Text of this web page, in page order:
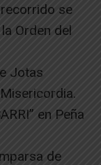
se
Orden del
Jotas
en Peña
de